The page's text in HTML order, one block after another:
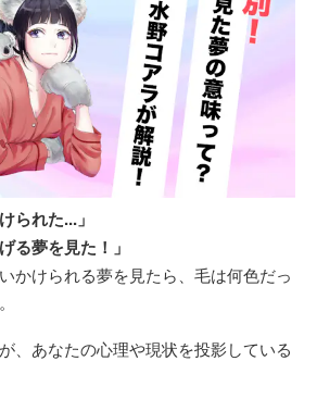
られた...」
る夢を見た！」
かけられる夢を見たら、毛は何色だっ
、あなたの心理や現状を投影している